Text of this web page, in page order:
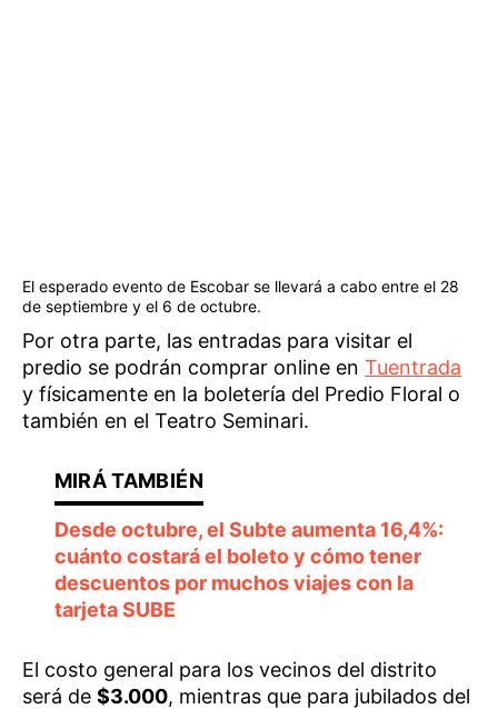
El esperado evento de Escobar se llevará a cabo entre el 28
de septiembre y el 6 de octubre.
Por otra parte, las entradas para visitar el
predio se podrán comprar online en Tuentrada
y físicamente en la boletería del Predio Floral o
también en el Teatro Seminari.
Desde octubre, el Subte aumenta 16,4%:
cuánto costará el boleto y cómo tener
descuentos por muchos viajes con la
tarjeta SUBE
El costo general para los vecinos del distrito
será de $3.000, mientras que para jubilados del